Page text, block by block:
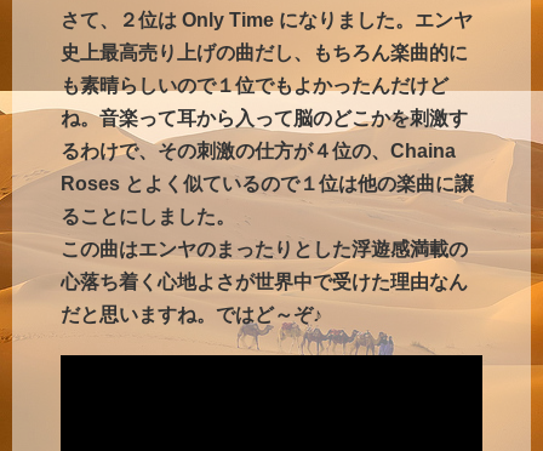
さて、２位は Only Time になりました。エンヤ
史上最高売り上げの曲だし、もちろん楽曲的に
も素晴らしいので１位でもよかったんだけど
ね。音楽って耳から入って脳のどこかを刺激す
るわけで、その刺激の仕方が４位の、Chaina
Roses とよく似ているので１位は他の楽曲に譲
ることにしました。
この曲はエンヤのまったりとした浮遊感満載の
心落ち着く心地よさが世界中で受けた理由なん
だと思いますね。ではど～ぞ♪